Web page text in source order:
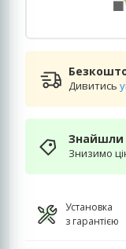
Дивитись
Знизимо
Установка
з гарантією